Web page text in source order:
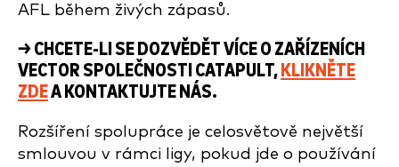
AFL během živých zápasů.
→ CHCETE-LI SE DOZVĚDĚT VÍCE O ZAŘÍZENÍCH
VECTOR SPOLEČNOSTI CATAPULT, KLIKNĚTE
ZDEA KONTAKTUJTE NÁS.
Rozšíření spolupráce je celosvětově největší
smlouvou v rámci ligy, pokud jde o používání